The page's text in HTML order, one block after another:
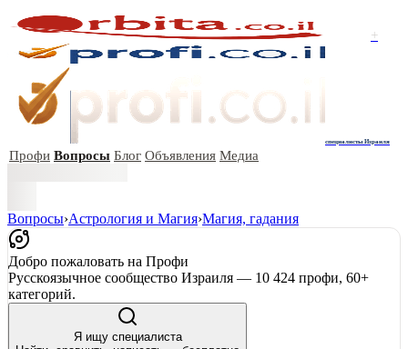
+
специалисты Израиля
Профи Вопросы Блог Объявления Медиа
Вопросы›Астрология и Магия›Магия, гадания
Добро пожаловать на Профи
Русскоязычное сообщество Израиля — 10 424 профи, 60+
категорий.
Я ищу специалиста